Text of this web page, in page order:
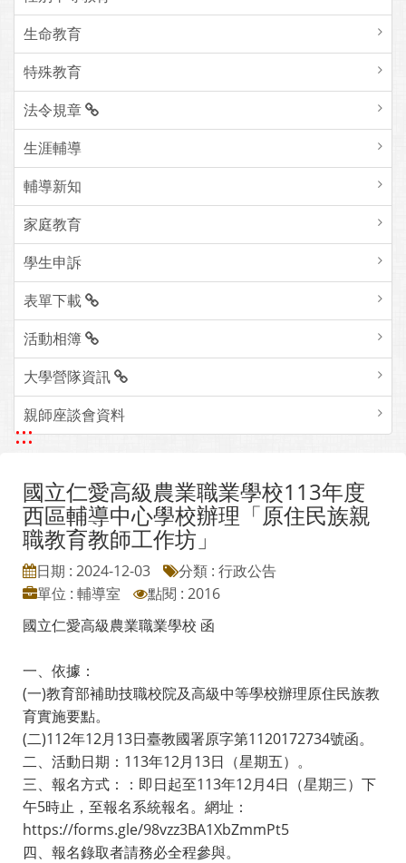
生命教育
特殊教育
法令規章
生涯輔導
輔導新知
家庭教育
學生申訴
表單下載
活動相簿
大學營隊資訊
親師座談會資料
:::
國立仁愛高級農業職業學校113年度
西區輔導中心學校辦理「原住民族親
職教育教師工作坊」
日期 : 2024-12-03
分類 : 行政公告
單位 : 輔導室
點閱 : 2016
國立仁愛高級農業職業學校 函
一、依據：
(一)教育部補助技職校院及高級中等學校辦理原住民族教
育實施要點。
(二)112年12月13日臺教國署原字第1120172734號函。
二、活動日期：113年12月13日（星期五）。
三、報名方式：：即日起至113年12月4日（星期三）下
午5時止，至報名系統報名。網址：
https://forms.gle/98vzz3BA1XbZmmPt5
四、報名錄取者請務必全程參與。